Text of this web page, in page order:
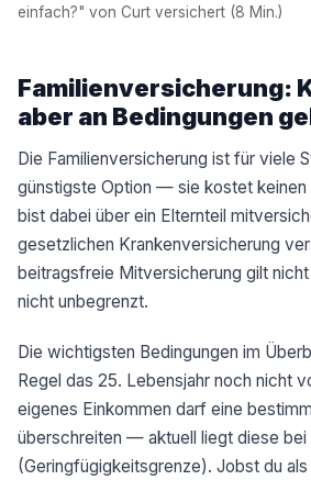
einfach?" von Curt versichert (8 Min.)
Familienversicherung:
aber an Bedingungen
Die Familienversicherung ist für viele
günstigste Option — sie kostet keinen
bist dabei über ein Elternteil
gesetzlichen Krankenversicherung
beitragsfreie Mitversicherung gilt
nicht unbegrenzt.
Die wichtigsten Bedingungen im
Regel das 25. Lebensjahr noch nicht
eigenes Einkommen darf eine
überschreiten — aktuell liegt diese bei
(Geringfügigkeitsgrenze). Jobst du